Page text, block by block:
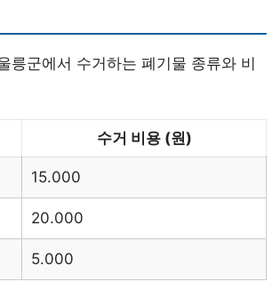
릉군에서 수거하는 폐기물 종류와 비
수거 비용 (원)
15.000
20.000
5.000